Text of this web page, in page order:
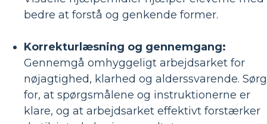
bedre at forstå og genkende former.
Korrekturlæsning og gennemgang:
Gennemgå omhyggeligt arbejdsarket for
nøjagtighed, klarhed og alderssvarende. Sørg
for, at spørgsmålene og instruktionerne er
klare, og at arbejdsarket effektivt forstærker